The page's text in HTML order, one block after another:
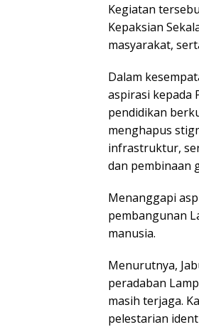
Kegiatan
Kepaksian
masyarakat,
Dalam
aspirasi kepada
pendidikan
menghapus
infrastruktur,
dan pembinaan
Menanggapi
pembangunan
manusia.
Menurutnya,
peradaban
masih terjaga.
pelestarian